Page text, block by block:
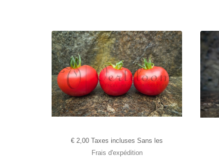
€ 2,00 Taxes incluses Sans les
Frais d'expédition